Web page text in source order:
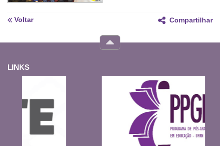
Voltar Compartilhar
LINKS